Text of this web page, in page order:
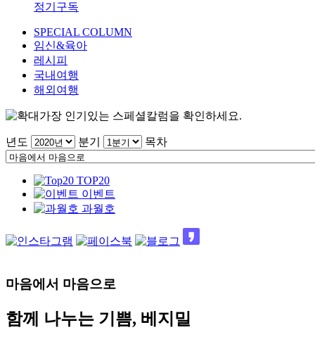
정기구독
SPECIAL COLUMN
임신&육아
레시피
국내여행
해외여행
가장 인기있는 스페셜칼럼을 확인하세요.
년도 분기 목차
TOP20
이벤트
과월호
마음에서 마음으로
함께 나누는 기쁨, 베지밀